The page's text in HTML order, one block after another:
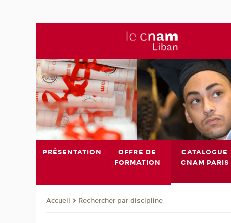
PRÉSENTATION
OFFRE DE
FORMATION
CATALOGUE
CNAM PARIS
Accueil Rechercher par discipline